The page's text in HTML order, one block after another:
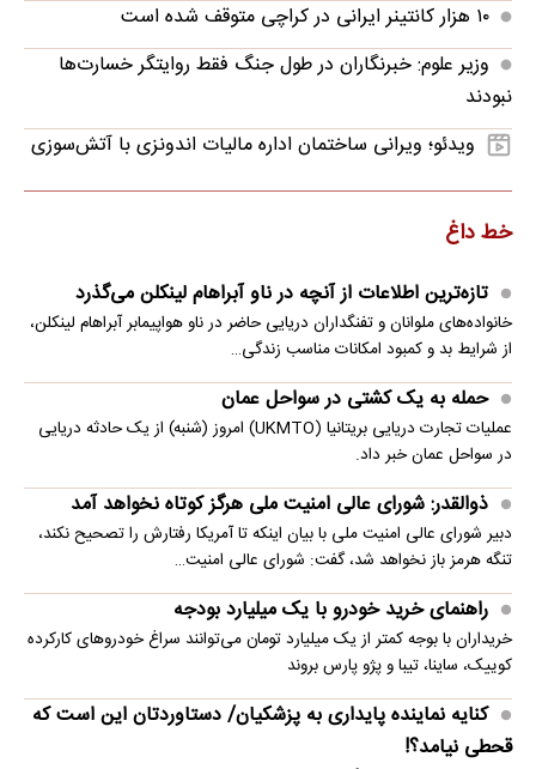
۱۰ هزار کانتینر ایرانی در کراچی متوقف شده است
وزیر علوم: خبرنگاران در طول جنگ فقط روایتگر خسارت‌ها
نبودند
ویدئو؛ ویرانی ساختمان اداره مالیات اندونزی با آتش‌سوزی
خط داغ
تازه‌ترین اطلاعات از آنچه در ناو آبراهام لینکلن می‌گذرد
خانواده‌های ملوانان و تفنگداران دریایی حاضر در ناو هواپیمابر آبراهام لینکلن،
از شرایط بد و کمبود امکانات مناسب زندگی…
حمله به یک کشتی در سواحل عمان
عملیات تجارت دریایی بریتانیا (UKMTO) امروز (شنبه) از یک حادثه دریایی
در سواحل عمان خبر داد.
ذوالقدر: شورای عالی امنیت ملی هرگز کوتاه نخواهد آمد
دبیر شورای عالی امنیت ملی با بیان اینکه تا آمریکا رفتارش را تصحیح نکند،
تنگه هرمز باز نخواهد شد، گفت: شورای عالی امنیت…
راهنمای خرید خودرو با یک میلیارد بودجه
خریداران با بوجه کمتر از یک میلیارد تومان می‌توانند سراغ خودروهای کارکرده
کوییک، ساینا، تیبا و پژو پارس بروند
کنایه نماینده پایداری به پزشکیان/ دستاوردتان این است که
قحطی نیامد؟!